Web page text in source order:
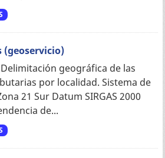
geográfica de las
por localidad. Sistema de
21 Sur Datum SIRGAS 2000
de...